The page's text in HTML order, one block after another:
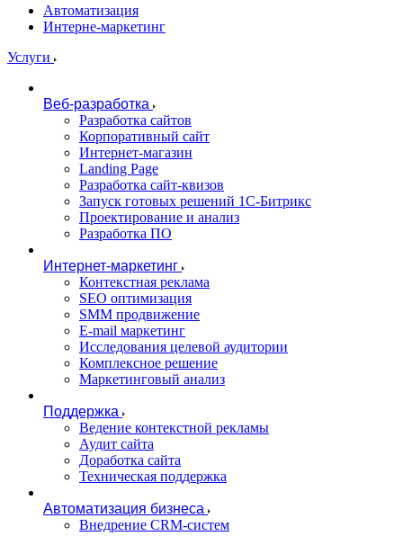
Автоматизация
Интерне-маркетинг
Услуги
Веб-разработка
Разработка сайтов
Корпоративный сайт
Интернет-магазин
Landing Page
Разработка сайт-квизов
Запуск готовых решений 1С-Битрикс
Проектирование и анализ
Разработка ПО
Интернет-маркетинг
Контекстная реклама
SEO оптимизация
SMM продвижение
E-mail маркетинг
Исследования целевой аудитории
Комплексное решение
Маркетинговый анализ
Поддержка
Ведение контекстной рекламы
Аудит сайта
Доработка сайта
Техническая поддержка
Автоматизация бизнеса
Внедрение CRM-систем